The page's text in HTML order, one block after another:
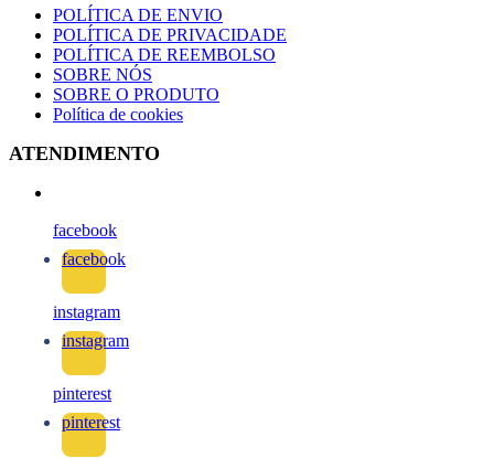
POLÍTICA DE ENVIO
POLÍTICA DE PRIVACIDADE
POLÍTICA DE REEMBOLSO
SOBRE NÓS
SOBRE O PRODUTO
Política de cookies
ATENDIMENTO
facebook
facebook
instagram
instagram
pinterest
pinterest